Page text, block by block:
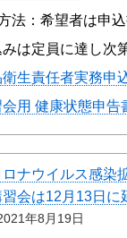
法：希望者は申
みは定員に達し次
生責任者実務申
用 健康状態申告
ロナウイルス感染
会は12月13日に
年8月19日